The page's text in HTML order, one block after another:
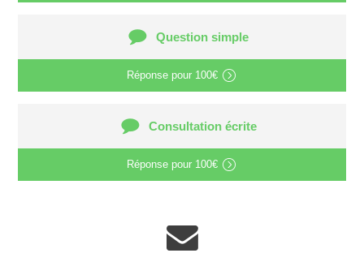
Question simple
Réponse pour 100€
Consultation écrite
Réponse pour 100€